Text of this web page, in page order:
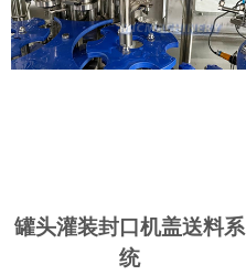
罐头灌装封口机盖送料系
统